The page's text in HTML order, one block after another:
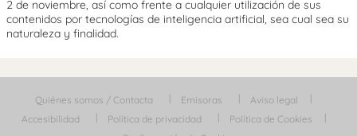
2 de noviembre, así como frente a cualquier utilización de sus
contenidos por tecnologías de inteligencia artificial, sea cual sea su
naturaleza y finalidad.
Quiénes somos / Contacta Emisoras
Aviso legal
Accesibilidad
Política de privacidad
Política de Cookies